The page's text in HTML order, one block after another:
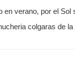
verano, por el Sol
colgaras de la